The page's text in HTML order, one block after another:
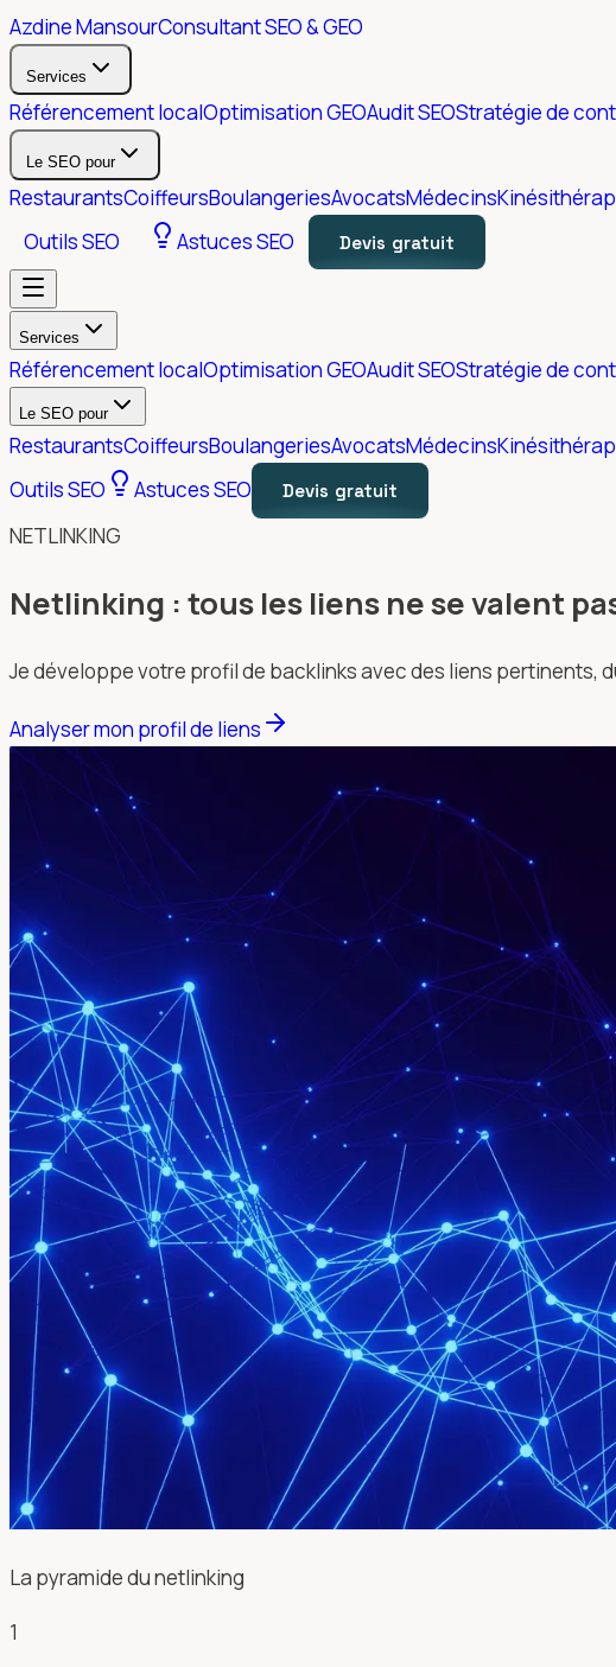
Azdine MansourConsultant SEO & GEO
Services
Référencement localOptimisation GEOAudit SEOStratégie de
Le SEO pour
RestaurantsCoiffeursBoulangeriesAvocatsMédecins
Outils SEO
Astuces SEO Devis gratuit
Services
Référencement localOptimisation GEOAudit SEOStratégie de
Le SEO pour
RestaurantsCoiffeursBoulangeriesAvocatsMédecins
Outils SEO
Astuces SEO Devis gratuit
NETLINKING
Netlinking : tous les liens ne se valent
Je développe votre profil de backlinks avec des liens pertinents,
Analyser mon profil de liens
La pyramide du netlinking
1